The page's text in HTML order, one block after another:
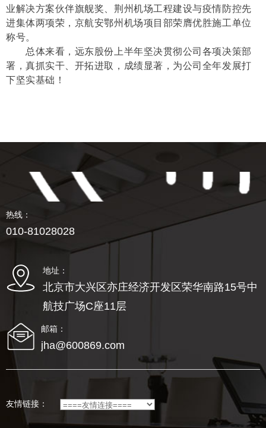
业解决方案伙伴旗舰奖、荆州机场工程建设与疫情防控先
进集体两项荣，京航安鄂州机场项目部荣膺优胜施工单位
称号。
总体来看，远东股份上半年坚决贯彻公司各项决策部
署，真抓实干、开拓进取，成绩显著，为公司全年发展打
下坚实基础！
热线：
010-81028028
地址：
北京市大兴区亦庄经济开发区荣华南路15号中
航技广场C座11层
邮箱：
jha@600869.com
友情链接：